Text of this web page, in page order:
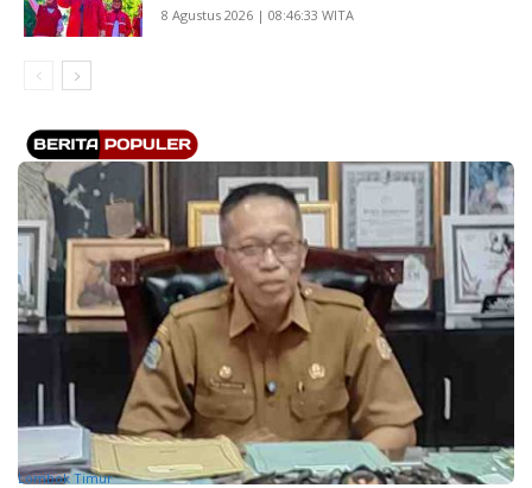
​8 Agustus 2026 | 08:46:33 WITA
Lombok Timur